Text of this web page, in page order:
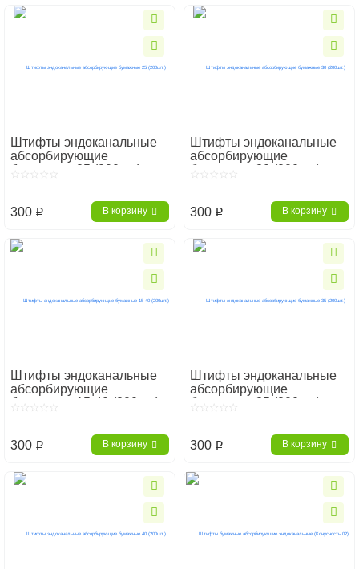
Штифты эндоканальные
абсорбирующие
бумажные 25 (200шт.)
300 p В корзину
Штифты эндоканальные
абсорбирующие
бумажные 30 (200шт.)
300 p В корзину
Штифты эндоканальные
абсорбирующие
бумажные 15-40 (200шт.)
300 p В корзину
Штифты эндоканальные
абсорбирующие
бумажные 35 (200шт.)
300 p В корзину